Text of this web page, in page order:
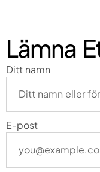
Lämna
Ditt namn
E-post